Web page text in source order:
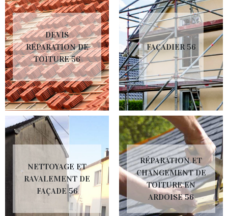
DEVIS
RÉPARATION DE
TOITURE 56
FAÇADIER 56
NETTOYAGE ET
RAVALEMENT DE
FAÇADE 56
RÉPARATION ET
CHANGEMENT DE
TOITURE EN
ARDOISE 56